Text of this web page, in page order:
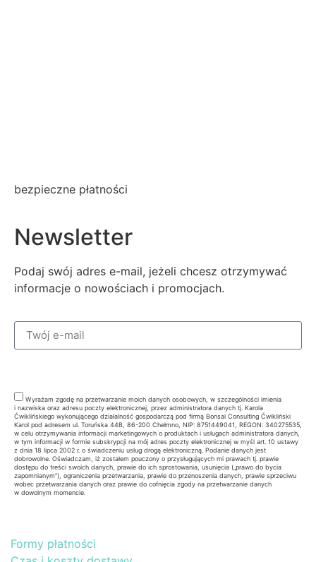
bezpieczne płatności
Newsletter
Podaj swój adres e-mail, jeżeli chcesz otrzymywać
informacje o nowościach i promocjach.
Wyrażam zgodę na przetwarzanie moich danych osobowych, w szczególności imienia
i nazwiska oraz adresu poczty elektronicznej, przez administratora danych tj. Karola
Ćwiklińskiego wykonującego działalność gospodarczą pod firmą Bonsai Consulting Ćwikliński
Karol pod adresem ul. Toruńska 44B, 86-200 Chełmno, NIP: 8751449041, REGON: 340275535,
w celu otrzymywania informacji marketingowych o produktach i usługach administratora danych,
w tym informacji w formie subskrypcji na mój adres poczty elektronicznej w myśl art. 10 ustawy
z dnia 18 lipca 2002 r. o świadczeniu usług drogą elektroniczną. Podanie danych jest
dobrowolne. Oświadczam, iż zostałem pouczony o przysługujących mi prawach tj. prawie
dostępu do treści swoich danych, prawie do ich sprostowania, usunięcia („prawo do bycia
zapomnianym”), ograniczenia przetwarzania, prawie do przenoszenia danych, prawie sprzeciwu
wobec przetwarzania danych oraz prawie do cofnięcia zgody na przetwarzanie danych
w dowolnym momencie.
Formy płatności